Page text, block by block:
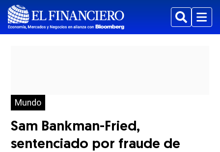
BuscarMenu
Mundo
Sam Bankman-Fried,
sentenciado por fraude de